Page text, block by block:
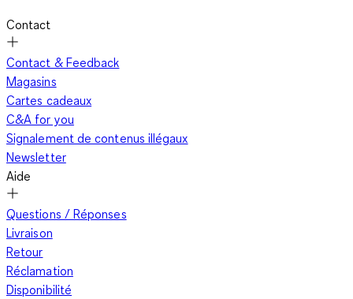
Contact
Contact & Feedback
Magasins
Cartes cadeaux
C&A for you
Signalement de contenus illégaux
Newsletter
Aide
Questions / Réponses
Livraison
Retour
Réclamation
Disponibilité